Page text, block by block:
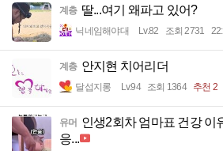
계층 딸...여기 왜파고 있어?
닉네임해야대 Lv.82 조회 2731
계층 안지현 치어리더
달섭지롱 Lv.94 조회 1364 추천 2
유머 인생2회차 엄마표 건강 이
응...